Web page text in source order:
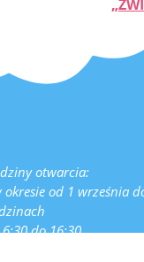
otwarcia:
okresie od 1 września
do 16:30